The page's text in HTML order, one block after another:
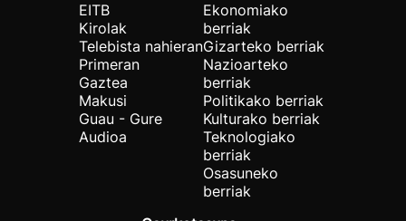
EITB
Kirolak
Telebista nahieran
Primeran
Gaztea
Makusi
Guau - Gure
Audioa
Ekonomiako
berriak
Gizarteko berriak
Nazioarteko
berriak
Politikako berriak
Kulturako berriak
Teknologiako
berriak
Osasuneko
berriak